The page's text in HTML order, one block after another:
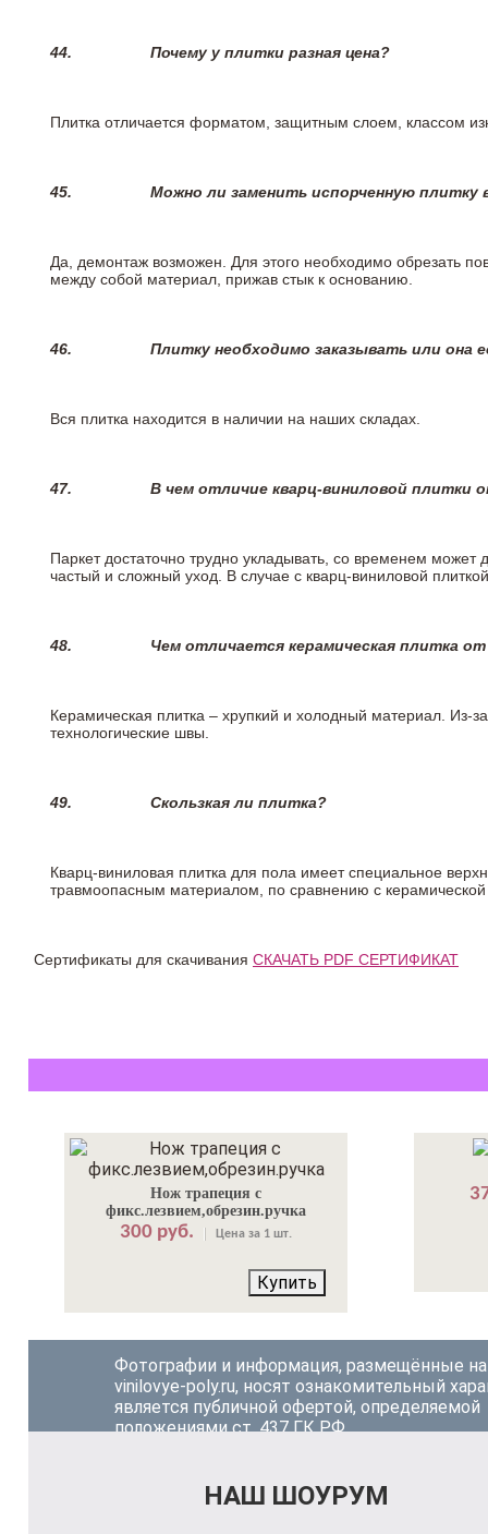
44. Почему у плитки разная цена?
Плитка отличается форматом, защитным слоем, классом
45. Можно ли заменить испорченную плитку
Да, демонтаж возможен. Для этого необходимо обрезать
между собой материал, прижав стык к основанию.
46. Плитку необходимо заказывать или она
Вся плитка находится в наличии на наших складах.
47. В чем отличие кварц-виниловой плитки
Паркет достаточно трудно укладывать, со временем
частый и сложный уход. В случае с кварц-виниловой
48. Чем отличается керамическая плитка
Керамическая плитка – хрупкий и холодный материал. Из-
технологические швы.
49. Скользкая ли плитка?
Кварц-виниловая плитка для пола имеет специальное
травмоопасным материалом, по сравнению с
Сертификаты для скачивания СКАЧАТЬ PDF СЕРТИФИКАТ
Нож трапеция с
фикс.лезвием,обрезин.ручка
300 руб. Цена за 1 шт.
Купить
Фотографии и информация, размещённые на
vinilovye-poly.ru, носят ознакомительный
является публичной офертой, определяемой
положениями ст. 437 ГК РФ.
НАШ ШОУРУМ